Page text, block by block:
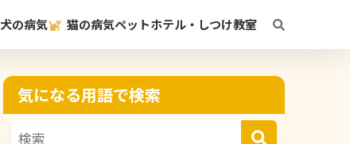
犬の病気 猫の病気ペットホテル・しつけ教室
気になる用語で検索